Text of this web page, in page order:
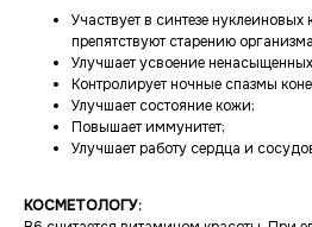
Участвует в синтезе нуклеиновых
препятствуют старению
Улучшает усвоение
Контролирует ночные спазмы
Улучшает состояние кожи;
Повышает иммунитет;
Улучшает работу сердца и
КОСМЕТОЛОГУ: